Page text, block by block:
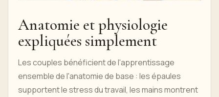
Anatomie et physiologie
expliquées simplement
Les couples bénéficient de l'apprentissage
ensemble de l'anatomie de base : les épaules
supportent le stress du travail, les mains montrent